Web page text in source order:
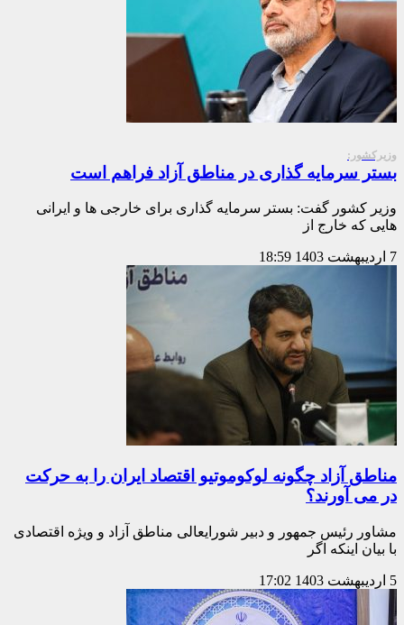
وزیرکشور:
بستر سرمایه گذاری در مناطق آزاد فراهم است
وزیر کشور گفت: بستر سرمایه گذاری برای خارجی ها و ایرانی
هایی که خارج از
7 اردیبهشت 1403 18:59
مناطق آزاد چگونه لوکوموتیو اقتصاد ایران را به حرکت
در می آورند؟
مشاور رئیس جمهور و دبیر شورایعالی مناطق آزاد و ویژه اقتصادی
با بیان اینکه اگر
5 اردیبهشت 1403 17:02